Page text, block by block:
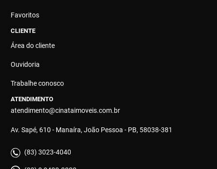
Favoritos
CLIENTE
Área do cliente
Ouvidoria
Trabalhe conosco
ATENDIMENTO
atendimento@cinataimoveis.com.br
Av. Sapé, 610 - Manaíra, João Pessoa - PB, 58038-381
(83) 3023-4040